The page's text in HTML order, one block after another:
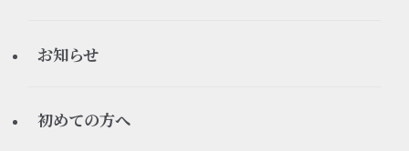
お知らせ
初めての方へ